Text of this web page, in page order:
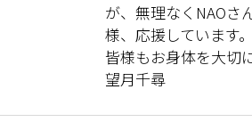
が、無理なくNAOさ
様、応援しています
皆様もお身体を大切
望月千尋